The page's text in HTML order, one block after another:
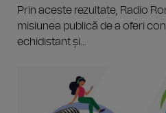
Prin aceste rezultate, Radio
misiunea publică de a oferi
echidistant și...